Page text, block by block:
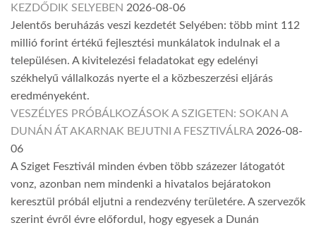
KEZDŐDIK SELYEBEN 2026-08-06
Jelentős beruházás veszi kezdetét Selyében: több mint 112
millió forint értékű fejlesztési munkálatok indulnak el a
településen. A kivitelezési feladatokat egy edelényi
székhelyű vállalkozás nyerte el a közbeszerzési eljárás
eredményeként.
VESZÉLYES PRÓBÁLKOZÁSOK A SZIGETEN: SOKAN A
DUNÁN ÁT AKARNAK BEJUTNI A FESZTIVÁLRA 2026-08-
06
A Sziget Fesztivál minden évben több százezer látogatót
vonz, azonban nem mindenki a hivatalos bejáratokon
keresztül próbál eljutni a rendezvény területére. A szervezők
szerint évről évre előfordul, hogy egyesek a Dunán